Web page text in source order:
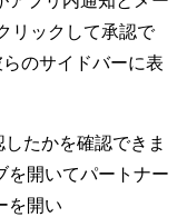
リックして承認で
のサイドバーに表
たかを確認できま
を開いてパートナー
を開い